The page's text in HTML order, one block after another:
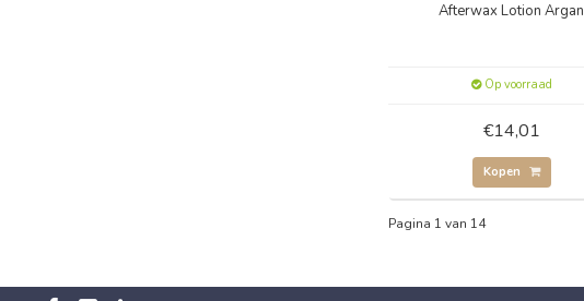
Afterwax Lotion Argan
Op voorraad
€14,01
Kopen
Pagina 1 van 14